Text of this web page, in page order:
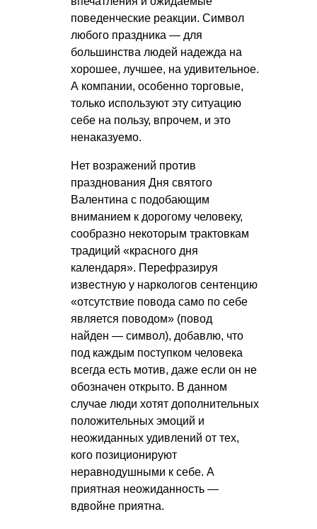
поведенческие реакции. Символ
любого праздника — для
большинства людей надежда на
хорошее, лучшее, на удивительное.
А компании, особенно торговые,
только используют эту ситуацию
себе на пользу, впрочем, и это
ненаказуемо.
Нет возражений против
празднования Дня святого
Валентина с подобающим
вниманием к дорогому человеку,
сообразно некоторым трактовкам
традиций «красного дня
календаря». Перефразируя
известную у наркологов сентенцию
«отсутствие повода само по себе
является поводом» (повод
найден — символ), добавлю, что
под каждым поступком человека
всегда есть мотив, даже если он не
обозначен открыто. В данном
случае люди хотят дополнительных
положительных эмоций и
неожиданных удивлений от тех,
кого позиционируют
неравнодушными к себе. А
приятная неожиданность —
вдвойне приятна.